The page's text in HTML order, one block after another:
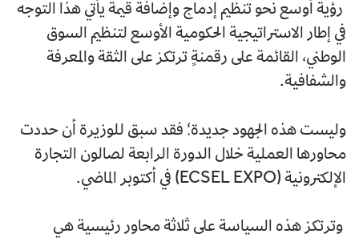
رؤية أوسع نحو تنظيم إدماج وإضافة قيمة يأتي هذا التوجه
في إطار الاستراتيجية الحكومية الأوسع لتنظيم السوق
الوطني، القائمة على رقمنةٍ ترتكز على الثقة والمعرفة
والشفافية.
وليست هذه الجهود جديدة؛ فقد سبق للوزيرة أن حددت
محاورها العملية خلال الدورة الرابعة لصالون التجارة
الإلكترونية (ECSEL EXPO) في أكتوبر الماضي.
وترتكز هذه السياسة على ثلاثة محاور رئيسية هي